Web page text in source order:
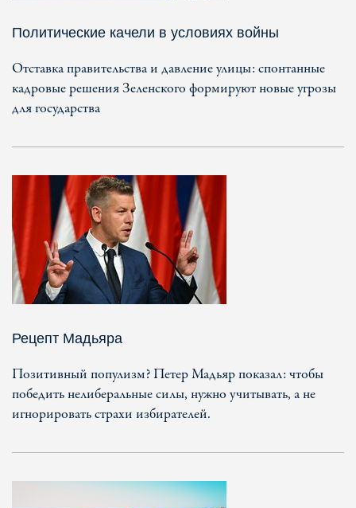
Политические качели в условиях войны
Отставка правительства и давление улицы: спонтанные
кадровые решения Зеленского формируют новые угрозы
для государства
Рецепт Мадьяра
Позитивный популизм? Петер Мадьяр показал: чтобы
победить нелиберальные силы, нужно учитывать, а не
игнорировать страхи избирателей.